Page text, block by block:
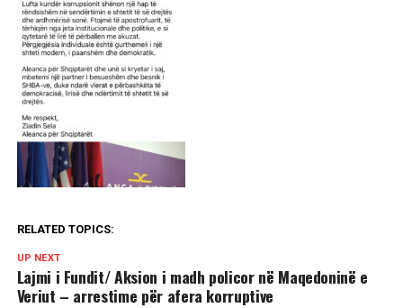
RELATED TOPICS:
UP NEXT
Lajmi i Fundit/ Aksion i madh policor në Maqedoninë e
Veriut – arrestime për afera korruptive